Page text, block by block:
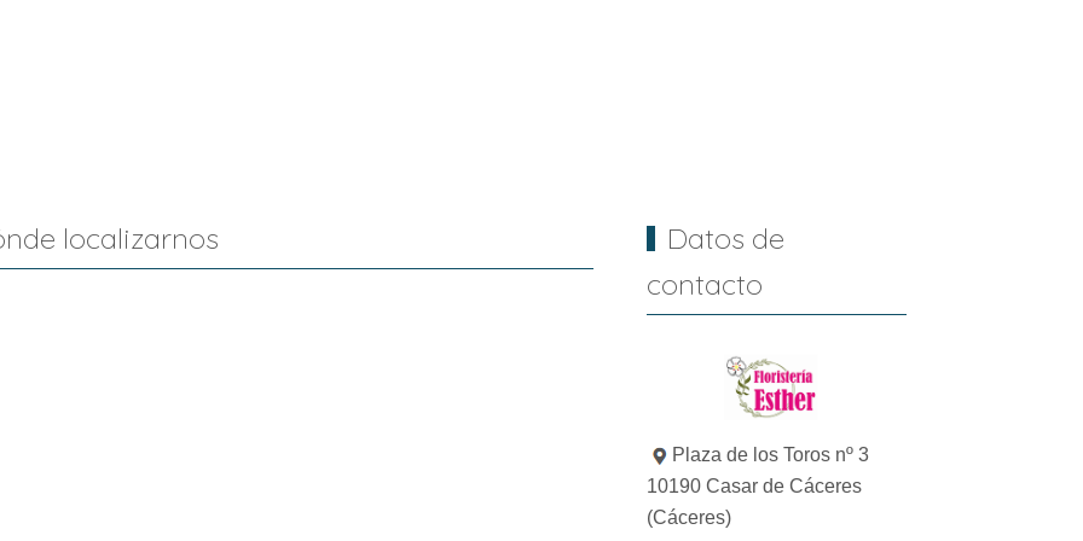
localizarnos
Datos de
contacto
Plaza de los Toros nº 3
10190 Casar de Cáceres
(Cáceres)